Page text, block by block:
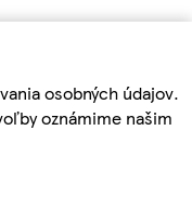
osobných údajov.
oznámime našim